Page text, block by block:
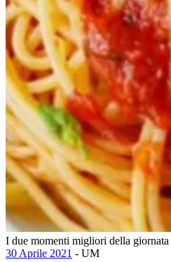
I due momenti migliori della
30 Aprile 2021 - UM